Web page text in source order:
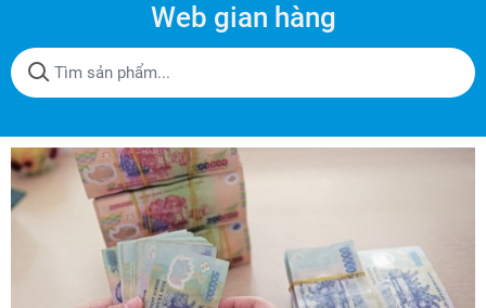
Web gian hàng